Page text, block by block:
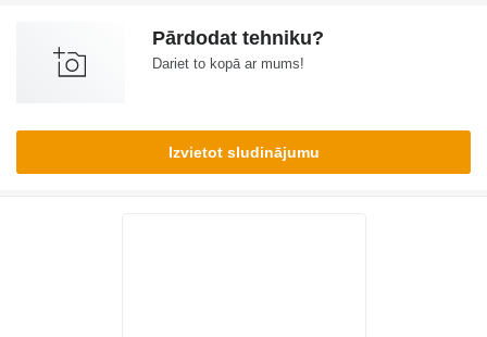
Pārdodat tehniku?
Dariet to kopā ar mums!
Izvietot sludinājumu